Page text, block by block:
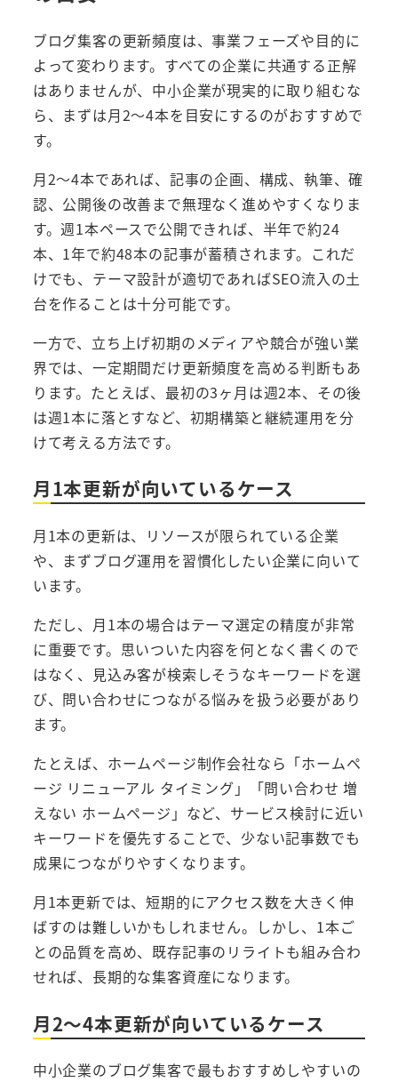
ブログ集客の更新頻度は、事業フェーズや目的に
よって変わります。すべての企業に共通する正解
はありませんが、中小企業が現実的に取り組むな
ら、まずは月2〜4本を目安にするのがおすすめで
す。
月2〜4本であれば、記事の企画、構成、執筆、確
認、公開後の改善まで無理なく進めやすくなりま
す。週1本ペースで公開できれば、半年で約24
本、1年で約48本の記事が蓄積されます。これだ
けでも、テーマ設計が適切であればSEO流入の土
台を作ることは十分可能です。
一方で、立ち上げ初期のメディアや競合が強い業
界では、一定期間だけ更新頻度を高める判断もあ
ります。たとえば、最初の3ヶ月は週2本、その後
は週1本に落とすなど、初期構築と継続運用を分
けて考える方法です。
月1本更新が向いているケース
月1本の更新は、リソースが限られている企業
や、まずブログ運用を習慣化したい企業に向いて
います。
ただし、月1本の場合はテーマ選定の精度が非常
に重要です。思いついた内容を何となく書くので
はなく、見込み客が検索しそうなキーワードを選
び、問い合わせにつながる悩みを扱う必要があり
ます。
たとえば、ホームページ制作会社なら「ホームペ
ージ リニューアル タイミング」「問い合わせ 増
えない ホームページ」など、サービス検討に近い
キーワードを優先することで、少ない記事数でも
成果につながりやすくなります。
月1本更新では、短期的にアクセス数を大きく伸
ばすのは難しいかもしれません。しかし、1本ご
との品質を高め、既存記事のリライトも組み合わ
せれば、長期的な集客資産になります。
月2〜4本更新が向いているケース
中小企業のブログ集客で最もおすすめしやすいの